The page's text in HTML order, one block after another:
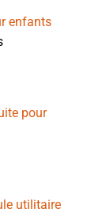
enfants
pour
utilitaire